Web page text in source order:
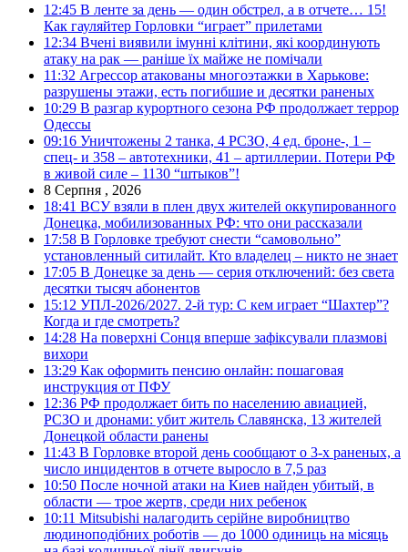
12:45 В ленте за день — один обстрел, а в отчете… 15!
Как гауляйтер Горловки “играет” прилетами
12:34 Вчені виявили імунні клітини, які координують
атаку на рак — раніше їх майже не помічали
11:32 Агрессор атакованы многоэтажки в Харькове:
разрушены этажи, есть погибшие и десятки раненых
10:29 В разгар курортного сезона РФ продолжает террор
Одессы
09:16 Уничтожены 2 танка, 4 РСЗО, 4 ед. броне-, 1 –
спец- и 358 – автотехники, 41 – артиллерии. Потери РФ
в живой силе – 1130 “штыков”!
8 Серпня , 2026
18:41 ВСУ взяли в плен двух жителей оккупированного
Донецка, мобилизованных РФ: что они рассказали
17:58 В Горловке требуют снести “самовольно”
установленный ситилайт. Кто владелец – никто не знает
17:05 В Донецке за день — серия отключений: без света
десятки тысяч абонентов
15:12 УПЛ-2026/2027. 2-й тур: С кем играет “Шахтер”?
Когда и где смотреть?
14:28 На поверхні Сонця вперше зафіксували плазмові
вихори
13:29 Как оформить пенсию онлайн: пошаговая
инструкция от ПФУ
12:36 РФ продолжает бить по населению авиацией,
РСЗО и дронами: убит житель Славянска, 13 жителей
Донецкой области ранены
11:43 В Горловке второй день сообщают о 3-х раненых, а
число инцидентов в отчете выросло в 7,5 раз
10:50 После ночной атаки на Киев найден убитый, в
области — трое жертв, среди них ребенок
10:11 Mitsubishi налагодить серійне виробництво
людиноподібних роботів — до 1000 одиниць на місяць